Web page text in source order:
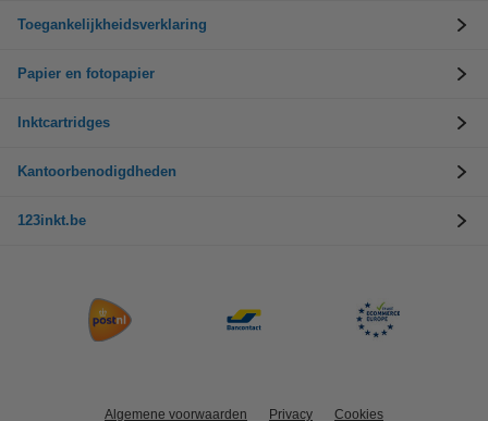
Toegankelijkheidsverklaring
Papier en fotopapier
Inktcartridges
Kantoorbenodigdheden
123inkt.be
Algemene voorwaarden Privacy Cookies